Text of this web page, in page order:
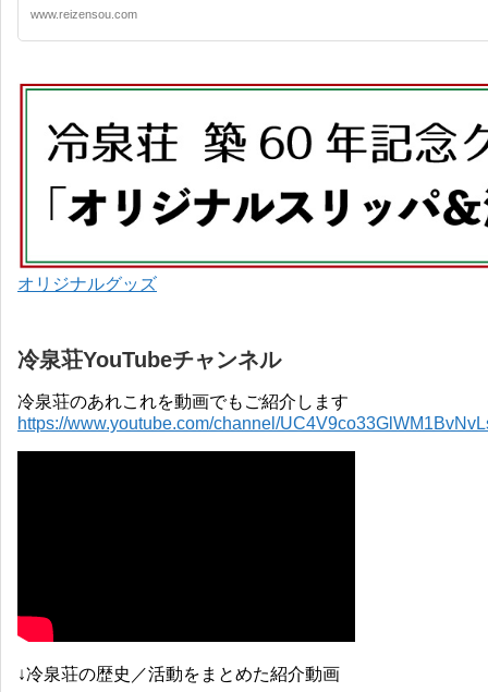
www.reizensou.com
オリジナルグッズ
冷泉荘YouTubeチャンネル
冷泉荘のあれこれを動画でもご紹介します
https://www.youtube.com/channel/
↓冷泉荘の歴史／活動をまとめた紹介動画